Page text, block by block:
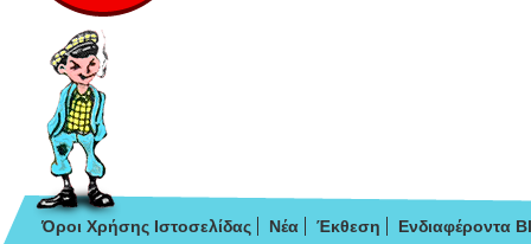
Όροι Χρήσης Ιστοσελίδας Νέα Έκθεση Ενδιαφέροντα